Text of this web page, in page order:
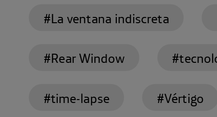
#La ventana indiscreta
#Rear Window
#time-lapse #Vértigo
extiende más allá del ámbito